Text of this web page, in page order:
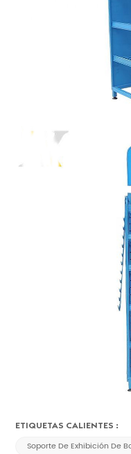
ETIQUETAS CALIENTES :
Soporte De Exhibición De